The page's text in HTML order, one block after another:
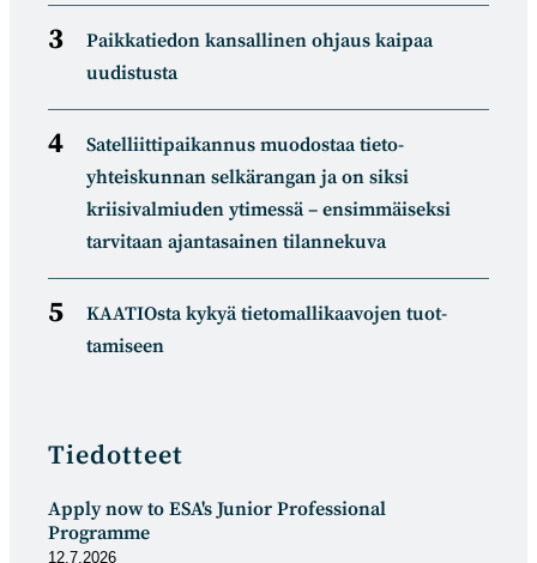
Paikkatiedon kansallinen ohjaus kaipaa
uudistusta
Satelliitti­paikannus muodostaa tieto­
yhteiskunnan selkä­rangan ja on siksi
kriisivalmiuden ytimessä – ensimmäiseksi
tarvitaan ajantasainen tilannekuva
KAATIOsta kykyä tietomal­likaa­vojen tuot­
tamiseen
Tiedotteet
Apply now to ESA's Junior Professional
Programme
12.7.2026